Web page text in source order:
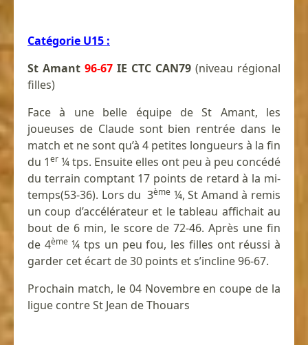
Catégorie U15 :
St Amant 96-67 IE CTC CAN79 (niveau régional
filles)
Face à une belle équipe de St Amant, les
joueuses de Claude sont bien rentrée dans le
match et ne sont qu’à 4 petites longueurs à la fin
du 1er ¼ tps. Ensuite elles ont peu à peu concédé
du terrain comptant 17 points de retard à la mi-
temps(53-36). Lors du 3ème ¼, St Amand à remis
un coup d’accélérateur et le tableau affichait au
bout de 6 min, le score de 72-46. Après une fin
de 4ème¼ tps un peu fou, les filles ont réussi à
garder cet écart de 30 points et s’incline 96-67.
Prochain match, le 04 Novembre en coupe de la
ligue contre St Jean de Thouars